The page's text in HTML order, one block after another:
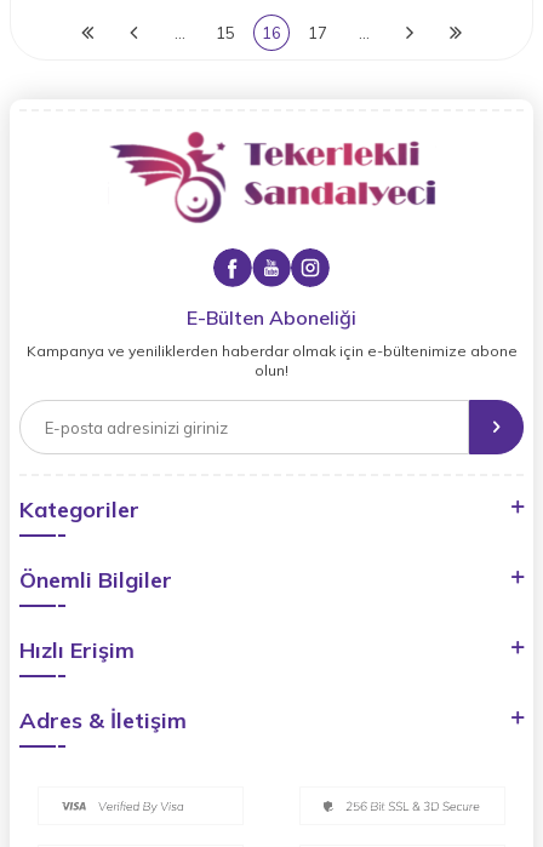
15 16 17
E-Bülten Aboneliği
Kampanya ve yeniliklerden haberdar olmak için e-bültenimize abone
olun!
Kategoriler
Önemli Bilgiler
Hızlı Erişim
Adres & İletişim